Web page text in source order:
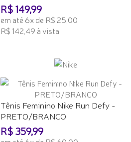
R$ 149,99
em até 6x de R$ 25,00
R$ 142,49 à vista
Tênis Feminino Nike Run Defy -
PRETO/BRANCO
R$ 359,99